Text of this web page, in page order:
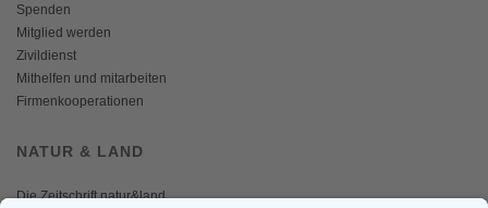
Spenden
Mitglied werden
Zivildienst
Mithelfen und mitarbeiten
Firmenkooperationen
NATUR & LAND
Die Zeitschrift natur&land